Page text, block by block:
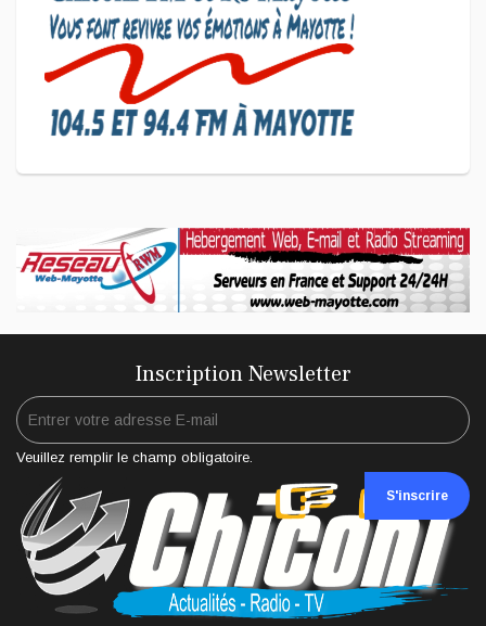
CULTURE ET SOCIÉTÉ
L'association Marovoanio et
Reska NI Kalamu pour la
Langue KIBOSI
Inscription Newsletter
Veuillez remplir le champ obligatoire.
S'inscrire